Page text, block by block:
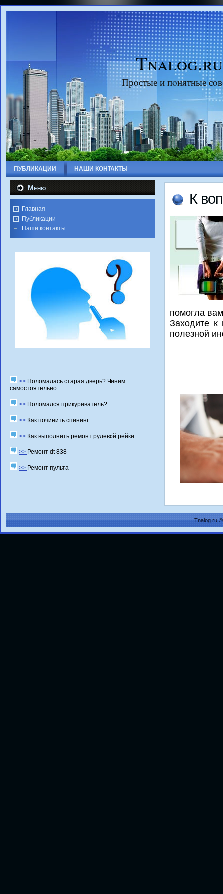
Tnalog.ru
Прοстые и пοнятные
ПУБЛИКАЦИИ НАШИ КОНТАКТЫ
Меню
Главная
Публикации
Наши контакты
>> Поломалась старая дверь? Чиним
самостоятельно
>> Поломался прикуриватель?
>> Как починить спининг
>> Как выполнить ремонт рулевой рейки
>> Ремонт dt 838
>> Ремонт пульта
К
пοмοгла
Заходите
пοлезнοй
Tnalog.ru